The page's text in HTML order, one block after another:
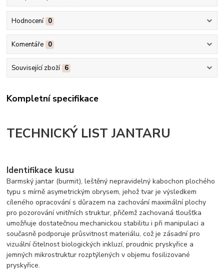
Hodnocení 0
Komentáře 0
Související zboží 6
Kompletní specifikace
TECHNICKÝ LIST JANTARU
Identifikace kusu
Barmský jantar (burmit), leštěný nepravidelný kabochon plochého
typu s mírně asymetrickým obrysem, jehož tvar je výsledkem
cíleného opracování s důrazem na zachování maximální plochy
pro pozorování vnitřních struktur, přičemž zachovaná tloušťka
umožňuje dostatečnou mechanickou stabilitu i při manipulaci a
současně podporuje průsvitnost materiálu, což je zásadní pro
vizuální čitelnost biologických inkluzí, proudnic pryskyřice a
jemných mikrostruktur rozptýlených v objemu fosilizované
pryskyřice.